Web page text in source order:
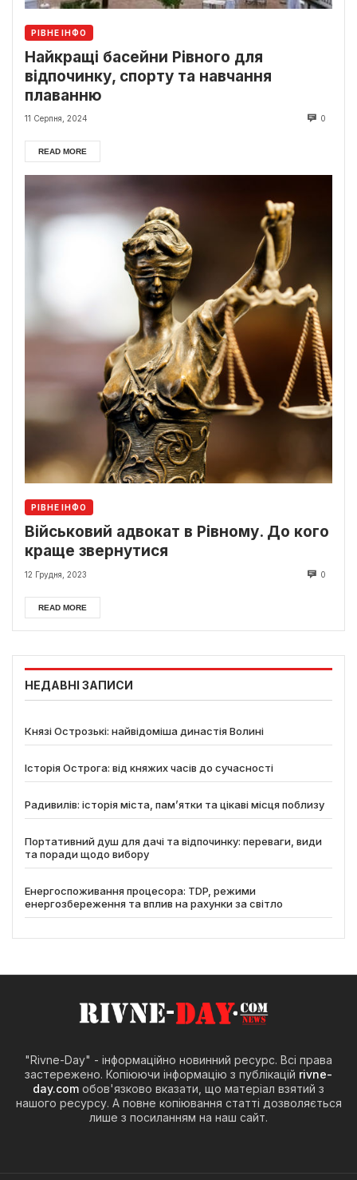
РІВНЕ ІНФО
Найкращі басейни Рівного для
відпочинку, спорту та навчання
плаванню
11 Серпня, 2024 0
READ MORE
РІВНЕ ІНФО
Військовий адвокат в Рівному. До кого
краще звернутися
12 Грудня, 2023 0
READ MORE
НЕДАВНІ ЗАПИСИ
Князі Острозькі: найвідоміша династія Волині
Історія Острога: від княжих часів до сучасності
Радивилів: історія міста, пам’ятки та цікаві місця поблизу
Портативний душ для дачі та відпочинку: переваги, види
та поради щодо вибору
Енергоспоживання процесора: TDP, режими
енергозбереження та вплив на рахунки за світло
"Rivne-Day" - інформаційно новинний ресурс. Всі права
застережено. Копіюючи інформацію з публікацій rivne-
day.com обов'язково вказати, що матеріал взятий з
нашого ресурсу. А повне копіювання статті дозволяється
лише з посиланням на наш сайт.